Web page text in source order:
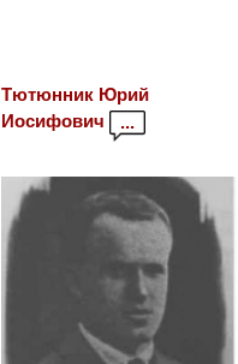
Тютюнник Юрий
Иосифович
...